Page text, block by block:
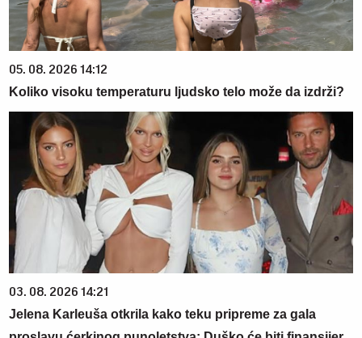
05. 08. 2026 14:12
Koliko visoku temperaturu ljudsko telo može da izdrži?
03. 08. 2026 14:21
Jelena Karleuša otkrila kako teku pripreme za gala